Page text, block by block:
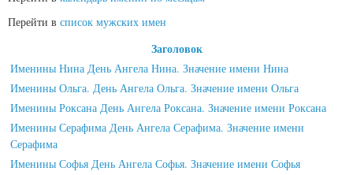
Перейти в список мужских имен
Заголовок
Именины Нина День Ангела Нина. Значение имени Нина
Именины Ольга. День Ангела Ольга. Значение имени Ольга
Именины Роксана День Ангела Роксана. Значение имени Роксана
Именины Серафима День Ангела Серафима. Значение имени
Серафима
Именины Софья День Ангела Софья. Значение имени Софья